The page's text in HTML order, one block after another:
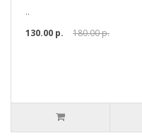
..
130.00 р.
180.00 р.